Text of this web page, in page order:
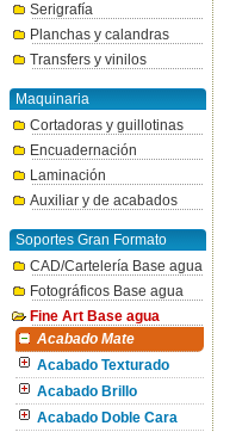
Serigrafía
Planchas y calandras
Transfers y vinilos
Maquinaria
Cortadoras y guillotinas
Encuadernación
Laminación
Auxiliar y de acabados
Soportes Gran Formato
CAD/Cartelería Base agua
Fotográficos Base agua
Fine Art Base agua
Acabado Mate
Acabado Texturado
Acabado Brillo
Acabado Doble Cara